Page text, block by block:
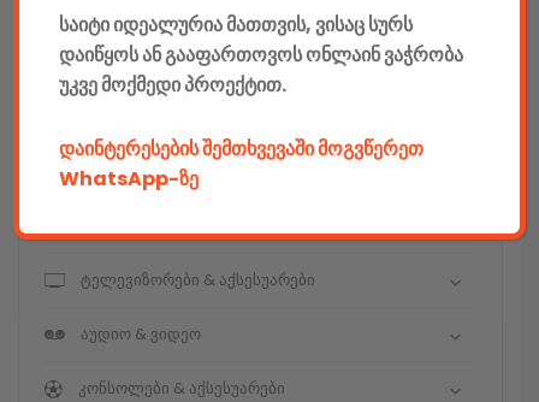
კომპიუტერები & აქსესუარები
ტელეფონები & აქსესუარები
ნოუთბუქები & აქსესუარები
ტელევიზორები & აქსესუარები
აუდიო & ვიდეო
კონსოლები & აქსესუარები
საიტი იდეალურია მათთვის, ვისაც სურს
დაიწყოს ან გააფართოვოს ონლაინ ვაჭრობა
უკვე მოქმედი პროექტით.
დაინტერესების შემთხვევაში მოგვწერეთ
WhatsApp-ზე